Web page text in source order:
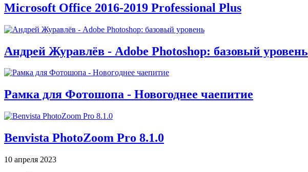
Microsoft Office 2016-2019 Professional Plus
Андрей Журавлёв - Adobe Photoshop: базовый уровень
Рамка для Фотошопа - Новогоднее чаепитие
Benvista PhotoZoom Pro 8.1.0
10 апреля 2023